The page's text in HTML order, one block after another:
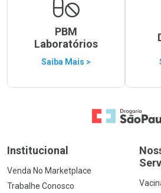
PBM
Laboratórios
Saiba Mais >
Ir para a Home
Institucional
Venda No Marketplace
Trabalhe Conosco